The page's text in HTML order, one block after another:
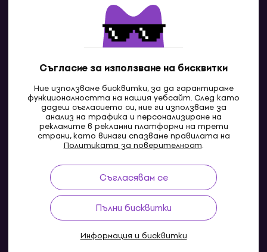
Съгласие за използване на бисквитки
Ние използваме бисквитки, за да гарантираме
функционалността на нашия уебсайт. След като
дадеш съгласието си, ние ги използваме за
анализ на трафика и персонализиране на
рекламите в рекламни платформи на трети
страни, като винаги спазваме правилата на
Политиката за поверителност.
Съгласявам се
Пълни бисквитки
Информация и бисквитки
Свържи се с нас
BG
Pazaruvaj - Надежден помощник за покупки